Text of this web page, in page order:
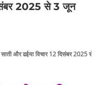
2025 से 3 जून
साती और ढईया विचार 12 दिसंबर 2025